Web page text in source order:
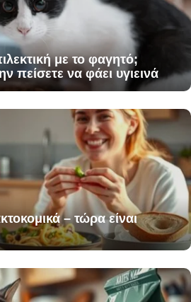
με το φαγητό;
πείσετε να φάει υγιεινά
– τώρα είναι